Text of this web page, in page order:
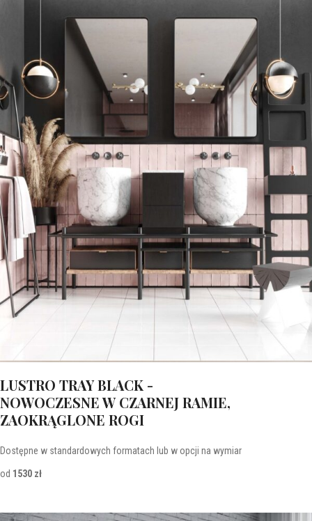
LUSTRO TRAY BLACK -
NOWOCZESNE W CZARNEJ RAMIE,
ZAOKRĄGLONE ROGI
Dostępne w standardowych formatach lub w opcji na wymiar
od 1530 zł